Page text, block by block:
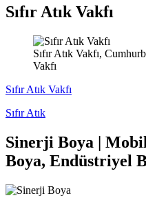
Sıfır Atık Vakfı
Sıfır Atık Vakfı,
Vakfı
Sıfır Atık Vakfı
Sıfır Atık
Sinerji Boya |
Boya, Endüstriyel